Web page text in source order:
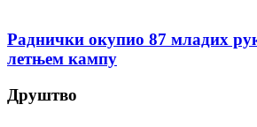
Раднички окупио 87 младих
летњем кампу
Друштво